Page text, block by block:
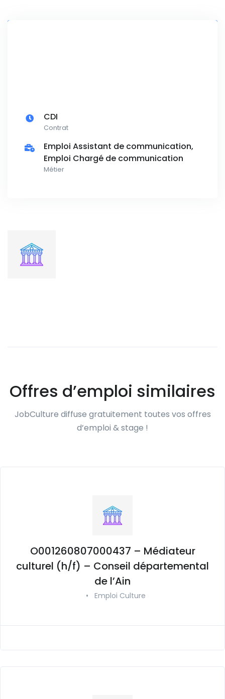
CDI
Contrat
Emploi Assistant de communication,
Emploi Chargé de communication
Métier
Offres d’emploi similaires
JobCulture diffuse gratuitement toutes vos offres
d’emploi & stage !
O001260807000437 – Médiateur
culturel (h/f) – Conseil départemental
de l’Ain
• Emploi Culture